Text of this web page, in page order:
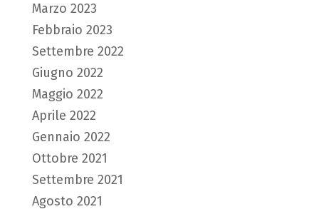
Marzo 2023
Febbraio 2023
Settembre 2022
Giugno 2022
Maggio 2022
Aprile 2022
Gennaio 2022
Ottobre 2021
Settembre 2021
Agosto 2021